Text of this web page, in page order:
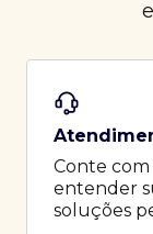
Conte com
entender
soluções